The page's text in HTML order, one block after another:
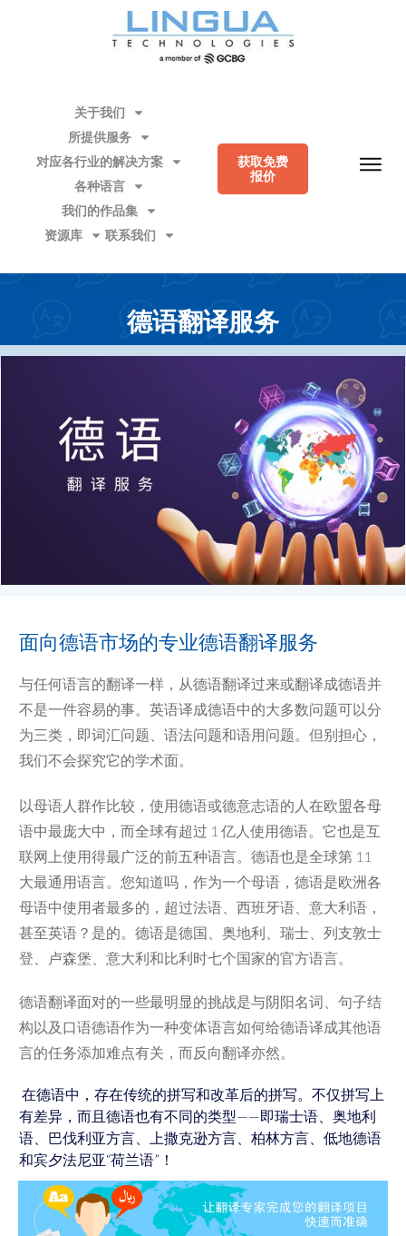
关于我们
所提供服务
对应各行业的解决方案
各种语言
我们的作品集
资源库
联系我们
获取免费
报价
德语翻译服务
面向德语市场的专业德语翻译服务
与任何语言的翻译一样，从德语翻译过来或翻译成德语并
不是一件容易的事。英语译成德语中的大多数问题可以分
为三类，即词汇问题、语法问题和语用问题。但别担心，
我们不会探究它的学术面。
以母语人群作比较，使用德语或德意志语的人在欧盟各母
语中最庞大中，而全球有超过 1 亿人使用德语。它也是互
联网上使用得最广泛的前五种语言。德语也是全球第 11
大最通用语言。您知道吗，作为一个母语，德语是欧洲各
母语中使用者最多的，超过法语、西班牙语、意大利语，
甚至英语？是的。德语是德国、奥地利、瑞士、列支敦士
登、卢森堡、意大利和比利时七个国家的官方语言。
德语翻译面对的一些最明显的挑战是与阴阳名词、句子结
构以及口语德语作为一种变体语言如何给德语译成其他语
言的任务添加难点有关，而反向翻译亦然。
在德语中，存在传统的拼写和改革后的拼写。不仅拼写上
有差异，而且德语也有不同的类型——即瑞士语、奥地利
语、巴伐利亚方言、上撒克逊方言、柏林方言、低地德语
和宾夕法尼亚“荷兰语”！